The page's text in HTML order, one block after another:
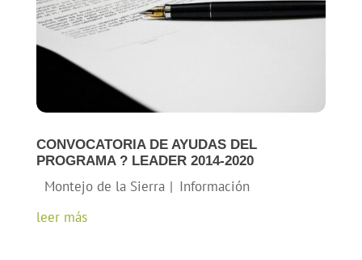
CONVOCATORIA DE AYUDAS DEL
PROGRAMA ? LEADER 2014-2020
leer más